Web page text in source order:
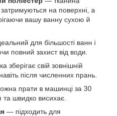
на поверхні, а
вашу ванну сухою й
для більшості ванн і
повний захист від води.
зберігає свій зовнішній
після численних прань.
прати в машинці за 30
швидко висихає.
— підходить для